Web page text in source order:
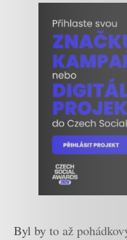
Byl by to až